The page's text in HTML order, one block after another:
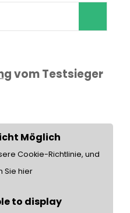
vom Testsieger
Möglich
Cookie-Richtlinie, und
Sie hier
to display